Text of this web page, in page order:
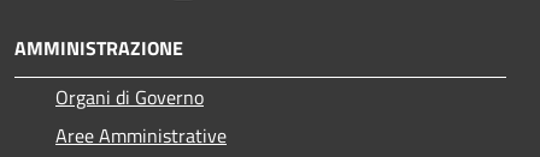
AMMINISTRAZIONE
Organi di Governo
Aree Amministrative